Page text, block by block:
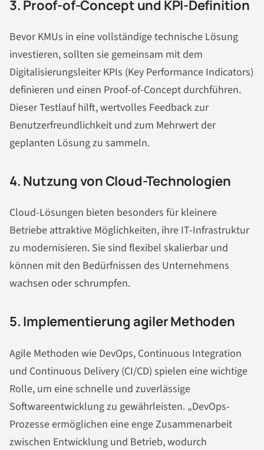
3. Proof-of-Concept und KPI-Definition
Bevor KMUs in eine vollständige technische Lösung
investieren, sollten sie gemeinsam mit dem
Digitalisierungsleiter KPIs (Key Performance Indicators)
definieren und einen Proof-of-Concept durchführen.
Dieser Testlauf hilft, wertvolles Feedback zur
Benutzerfreundlichkeit und zum Mehrwert der
geplanten Lösung zu sammeln.
4. Nutzung von Cloud-Technologien
Cloud-Lösungen bieten besonders für kleinere
Betriebe attraktive Möglichkeiten, ihre IT-Infrastruktur
zu modernisieren. Sie sind flexibel skalierbar und
können mit den Bedürfnissen des Unternehmens
wachsen oder schrumpfen.
5. Implementierung agiler Methoden
Agile Methoden wie DevOps, Continuous Integration
und Continuous Delivery (CI/CD) spielen eine wichtige
Rolle, um eine schnelle und zuverlässige
Softwareentwicklung zu gewährleisten. „DevOps-
Prozesse ermöglichen eine enge Zusammenarbeit
zwischen Entwicklung und Betrieb, wodurch